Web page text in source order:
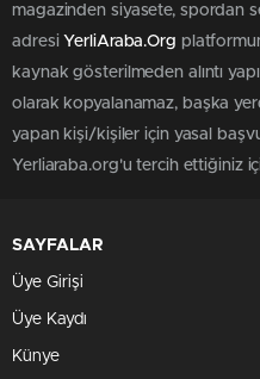
magazinden siyasete, spordan
adresi YerliAraba.Org
kaynak gösterilmeden alıntı
olarak kopyalanamaz, başka
yapan kişi/kişiler için yasal
Yerliaraba.org'u tercih ettiğiniz
SAYFALAR
Üye Girişi
Üye Kaydı
Künye